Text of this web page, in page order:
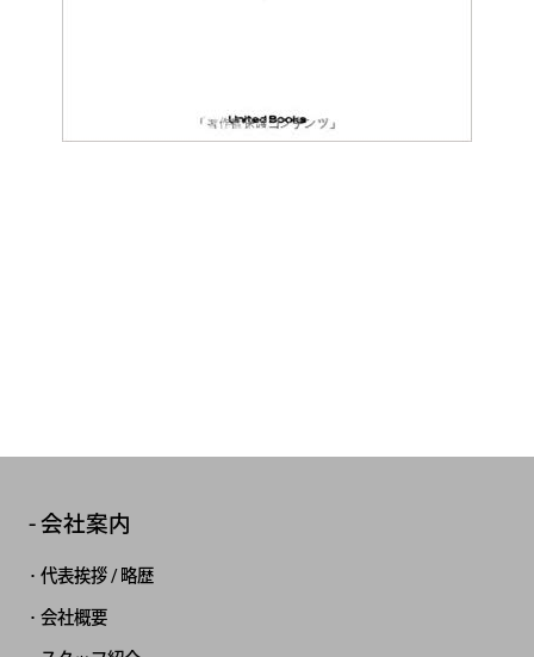
会社案内
代表挨拶 / 略歴
会社概要